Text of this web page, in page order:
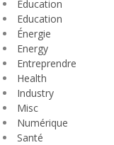
Éducation
Education
Énergie
Energy
Entreprendre
Health
Industry
Misc
Numérique
Santé